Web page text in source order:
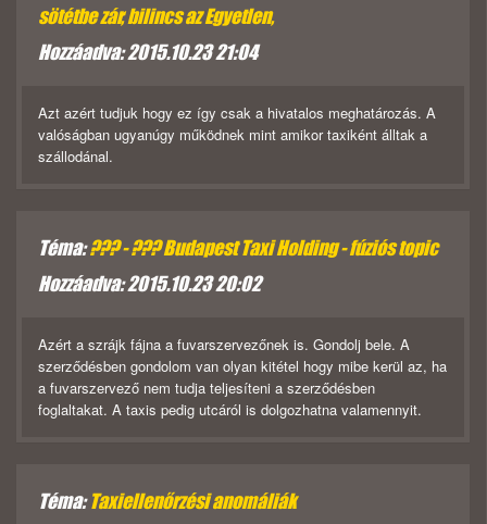
sötétbe zár, bilincs az Egyetlen,
Hozzáadva: 2015.10.23 21:04
Azt azért tudjuk hogy ez így csak a hivatalos meghatározás. A
valóságban ugyanúgy működnek mint amikor taxiként álltak a
szállodánal.
Téma:??? - ??? Budapest Taxi Holding - fúziós topic
Hozzáadva: 2015.10.23 20:02
Azért a szrájk fájna a fuvarszervezőnek is. Gondolj bele. A
szerződésben gondolom van olyan kitétel hogy mibe kerül az, ha
a fuvarszervező nem tudja teljesíteni a szerződésben
foglaltakat. A taxis pedig utcáról is dolgozhatna valamennyit.
Téma:Taxiellenőrzési anomáliák